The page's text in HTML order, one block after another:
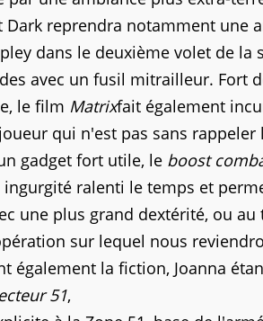
Dark reprendra notamment une
dans le deuxième volet de la
avec un fusil mitrailleur. Fort
le film Matrixfait également
qui n'est pas sans rappeler
gadget fort utile, le boost
ralenti le temps et
une plus grand dextérité, ou
sur lequel nous
également la fiction, Joanna
51,